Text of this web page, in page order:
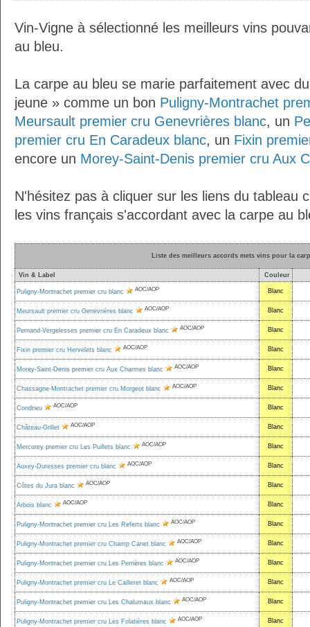
Vin-Vigne à sélectionné les meilleurs vins
au bleu.
La carpe au bleu se marie parfaitement avec
jeune » comme un bon Puligny-Montrachet
Meursault premier cru Genevrières blanc, un
premier cru En Caradeux blanc, un Fixin
encore un Morey-Saint-Denis premier cru Aux
N'hésitez pas à cliquer sur les liens du tableau
les vins français s'accordant avec la carpe au
Liste des meilleurs accords mets vins pour la
Vin & Label Couleur
Puligny-Montrachet premier cru blanc AOC/AOP Blanc
Meursault premier cru Genevrières blanc AOC/AOP Blanc
Pernand-Vergelesses premier cru En Caradeux blanc AOC/AOP Blanc
Fixin premier cru Hervelets blanc AOC/AOP Blanc
Morey-Saint-Denis premier cru Aux Charmes blanc AOC/AOP Blanc
Chassagne-Montrachet premier cru Morgeot blanc AOC/AOP Blanc
Condrieu AOC/AOP Blanc
Château-Grillet AOC/AOP Blanc
Mercurey premier cru Les Puillets blanc AOC/AOP Blanc
Auxey-Duresses premier cru blanc AOC/AOP Blanc
Côtes du Jura blanc AOC/AOP Blanc
Arbois blanc AOC/AOP Blanc
Puligny-Montrachet premier cru Les Referts blanc AOC/AOP Blanc
Puligny-Montrachet premier cru Champ Canet blanc AOC/AOP Blanc
Puligny-Montrachet premier cru Les Perrières blanc AOC/AOP Blanc
Puligny-Montrachet premier cru Le Cailleret blanc AOC/AOP Blanc
Puligny-Montrachet premier cru Les Chalumaux blanc AOC/AOP Blanc
Puligny-Montrachet premier cru Les Folatières blanc AOC/AOP Blanc